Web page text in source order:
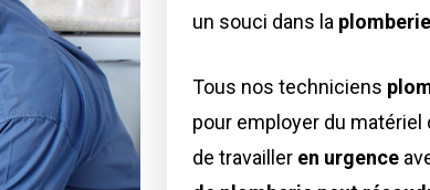
un souci dans la plomberie
Tous nos techniciens
pour employer du matériel
de travailler en urgence